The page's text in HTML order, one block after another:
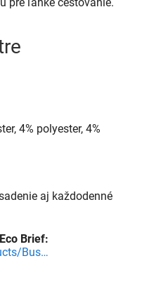
4% polyester, 4%
aj každodenné
Brief:
www.wenger.ch/global/en/Products/Business-Gear/Laptop-Bags-Padfolios/MX-ECO-Brief/p/612263